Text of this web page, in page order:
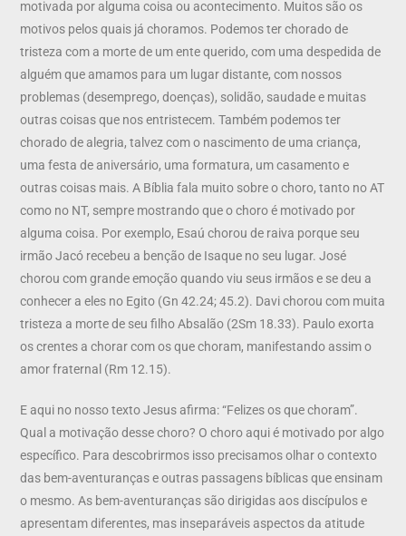
motivada por alguma coisa ou acontecimento. Muitos são os
motivos pelos quais já choramos. Podemos ter chorado de
tristeza com a morte de um ente querido, com uma despedida de
alguém que amamos para um lugar distante, com nossos
problemas (desemprego, doenças), solidão, saudade e muitas
outras coisas que nos entristecem. Também podemos ter
chorado de alegria, talvez com o nascimento de uma criança,
uma festa de aniversário, uma formatura, um casamento e
outras coisas mais. A Bíblia fala muito sobre o choro, tanto no AT
como no NT, sempre mostrando que o choro é motivado por
alguma coisa. Por exemplo, Esaú chorou de raiva porque seu
irmão Jacó recebeu a benção de Isaque no seu lugar. José
chorou com grande emoção quando viu seus irmãos e se deu a
conhecer a eles no Egito (Gn 42.24; 45.2). Davi chorou com muita
tristeza a morte de seu filho Absalão (2Sm 18.33). Paulo exorta
os crentes a chorar com os que choram, manifestando assim o
amor fraternal (Rm 12.15).
E aqui no nosso texto Jesus afirma: “Felizes os que choram”.
Qual a motivação desse choro? O choro aqui é motivado por algo
específico. Para descobrirmos isso precisamos olhar o contexto
das bem-aventuranças e outras passagens bíblicas que ensinam
o mesmo. As bem-aventuranças são dirigidas aos discípulos e
apresentam diferentes, mas inseparáveis aspectos da atitude